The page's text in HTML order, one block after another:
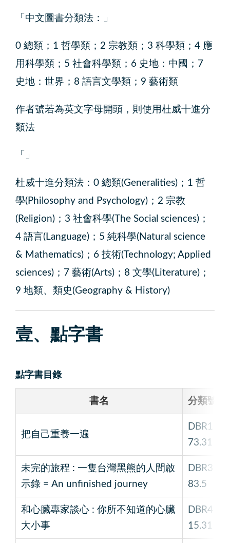
中文圖書分類法：
0 總類；1 哲學類；2 宗教類；3 科學類；4 應
用科學類；5 社會科學類；6 史地：中國；7
史地：世界；8 語言文學類；9 藝術類
作者號若為英文字母開頭，則使用杜威十進分
類法
杜威十進分類法：0 總類(Generalities)；1 哲
學(Philosophy and Psychology)；2 宗教
(Religion)；3 社會科學(The Social sciences)；
4 語言(Language)；5 純科學(Natural science
& Mathematics)；6 技術(Technology; Applied
sciences)；7 藝術(Arts)；8 文學(Literature)；
9 地類、類史(Geography & History)
壹、點字書
點字書目錄
書名 分類號
把自己重養一遍
DBR1
73.31
未完的旅程 : 一隻台灣黑熊的人間啟
示錄 = An unfinished journey
DBR3
83.5
和心臟專家談心 : 你所不知道的心臟
大小事
DBR4
15.31